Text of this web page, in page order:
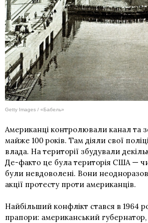
Getty Images / «Бабель»
Американці контролювали канал та
майже 100 років. Там діяли свої
влада. На території збудували
Де-факто це була територія США —
були невдоволені. Вони
акції протесту проти американців.
Найбільший конфлікт стався в 1964
прапори: американський губернатор,